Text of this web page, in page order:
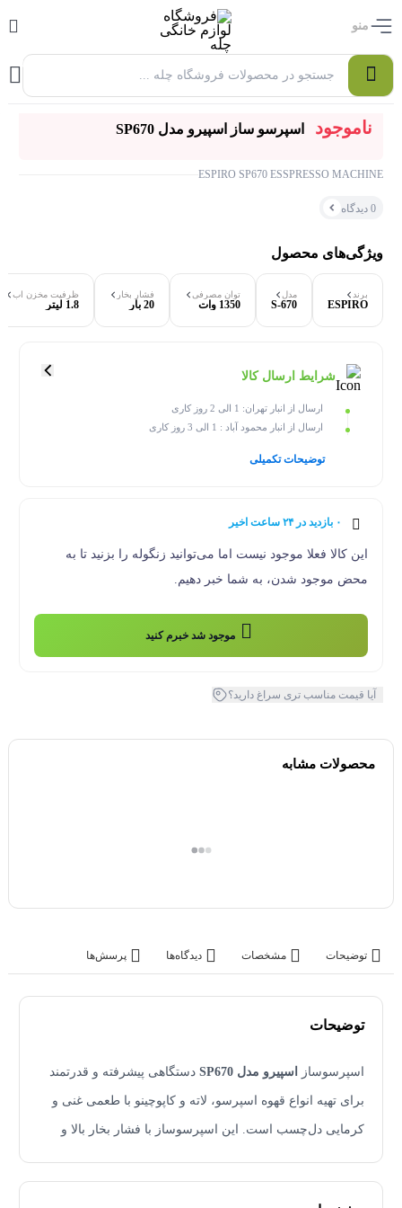
منو
0
۰ بازدید در ۲۴ ساعت اخیر
ناموجود اسپرسو ساز اسپیرو مدل SP670
ESPIRO SP670 ESSPRESSO MACHINE
0 دیدگاه
ویژگی‌های محصول
برند
ESPIRO
مدل
S-670
توان مصرفی
1350 وات
فشار بخار
20 بار
ظرفیت مخزن آب
1.8 لیتر
شرایط ارسال کالا
ارسال از انبار تهران: 1 الی 2 روز کاری
ارسال از انبار محمود آباد : 1 الی 3 روز کاری
توضیحات تکمیلی
۰ بازدید در ۲۴ ساعت اخیر
این کالا فعلا موجود نیست اما می‌توانید زنگوله را بزنید تا به
محض موجود شدن، به شما خبر دهیم.
موجود شد خبرم کنید
آیا قیمت مناسب تری سراغ دارید؟
محصولات مشابه
توضیحات مشخصات دیدگاه‌ها پرسش‌ها
توضیحات
اسپرسوساز اسپیرو مدل SP670 دستگاهی پیشرفته و قدرتمند
برای تهیه انواع قهوه اسپرسو، لاته و کاپوچینو با طعمی غنی و
کرمایی دل‌چسب است. این اسپرسوساز با فشار بخار بالا و